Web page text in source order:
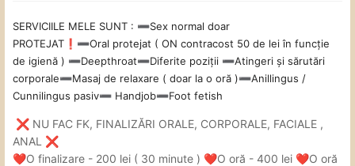
SERVICIILE MELE SUNT : ➖Sex normal doar
PROTEJAT ❗ ➖Oral protejat ( ON contracost 50 de lei în funcție
de igienă ) ➖Deepthroat➖Diferite poziții ➖Atingeri și sărutări
corporale➖Masaj de relaxare ( doar la o oră )➖Anillingus /
Cunnilingus pasiv➖ Handjob➖Foot fetish
❌ NU FAC FK, FINALIZĂRI ORALE, CORPORALE, FACIALE ,
ANAL
❌
❤️O finalizare - 200 lei ( 30 minute ) ❤️O oră - 400 lei ❤️O oră